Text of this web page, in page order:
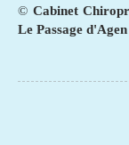
© Cabinet
Le Passage d'Agen